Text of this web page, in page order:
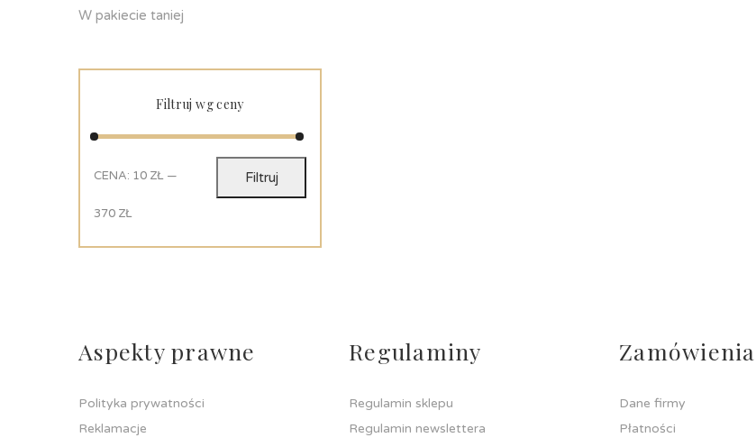
W pakiecie taniej
Filtruj wg ceny
Filtruj
CENA: 10 ZŁ —
370 ZŁ
Aspekty prawne
Polityka prywatności
Reklamacje
Regulaminy
Regulamin sklepu
Regulamin newslettera
Zamówienia
Dane firmy
Płatności